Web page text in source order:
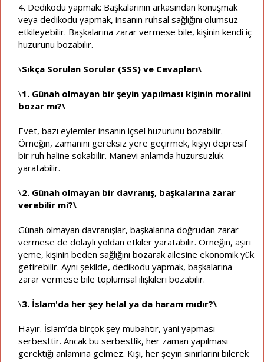
4. Dedikodu yapmak: Başkalarının arkasından konuşmak
veya dedikodu yapmak, insanın ruhsal sağlığını olumsuz
etkileyebilir. Başkalarına zarar vermese bile, kişinin kendi iç
huzurunu bozabilir.
\Sıkça Sorulan Sorular (SSS) ve Cevapları\
\1. Günah olmayan bir şeyin yapılması kişinin moralini
bozar mı?\
Evet, bazı eylemler insanın içsel huzurunu bozabilir.
Örneğin, zamanını gereksiz yere geçirmek, kişiyi depresif
bir ruh haline sokabilir. Manevi anlamda huzursuzluk
yaratabilir.
\2. Günah olmayan bir davranış, başkalarına zarar
verebilir mi?\
Günah olmayan davranışlar, başkalarına doğrudan zarar
vermese de dolaylı yoldan etkiler yaratabilir. Örneğin, aşırı
yeme, kişinin beden sağlığını bozarak ailesine ekonomik yük
getirebilir. Aynı şekilde, dedikodu yapmak, başkalarına
zarar vermese bile toplumsal ilişkileri bozabilir.
\3. İslam'da her şey helal ya da haram mıdır?\
Hayır. İslam’da birçok şey mubahtır, yani yapması
serbesttir. Ancak bu serbestlik, her zaman yapılması
gerektiği anlamına gelmez. Kişi, her şeyin sınırlarını bilerek